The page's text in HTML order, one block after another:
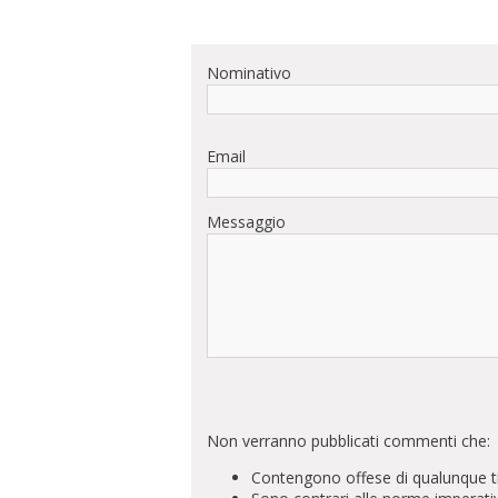
Nominativo
Email
Messaggio
Non verranno pubblicati commenti che:
Contengono offese di qualunque